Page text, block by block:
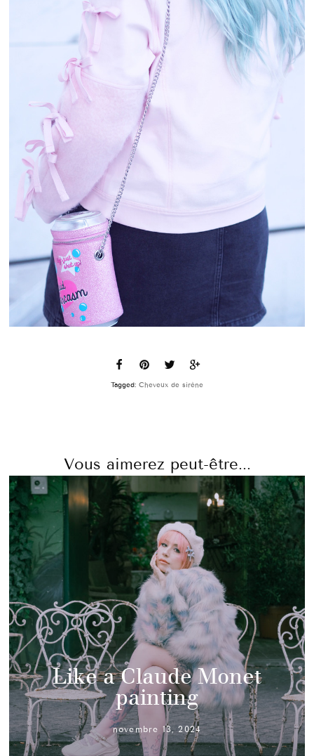
Tagged: Cheveux de sirène
Vous aimerez peut-être...
Like a Claude Monet
painting
novembre 13, 2024